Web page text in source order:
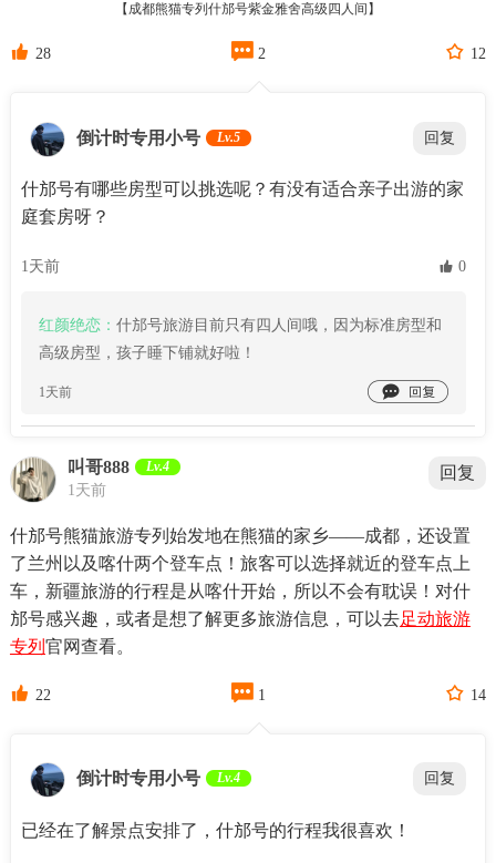
【成都熊猫专列什邡号紫金雅舍高级四人间】
 28  2  12
倒计时专用小号 Lv.5 回复
什邡号有哪些房型可以挑选呢？有没有适合亲子出游的家
庭套房呀？
1天前  0
红颜绝恋： 什邡号旅游目前只有四人间哦，因为标准房型和
高级房型，孩子睡下铺就好啦！
1天前 
叫哥888 Lv.4
1天前
回复
什邡号熊猫旅游专列始发地在熊猫的家乡——成都，还设置
了兰州以及喀什两个登车点！旅客可以选择就近的登车点上
车，新疆旅游的行程是从喀什开始，所以不会有耽误！对什
邡号感兴趣，或者是想了解更多旅游信息，可以去足动旅游
专列 官网查看。
 22  1  14
倒计时专用小号 Lv.4 回复
已经在了解景点安排了，什邡号的行程我很喜欢！